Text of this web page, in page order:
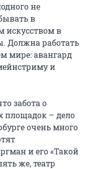
не
в
искусством в
Должна работать
мире: авангард
и
забота о
площадок – дело
очень много
и его «Такой
же, театр